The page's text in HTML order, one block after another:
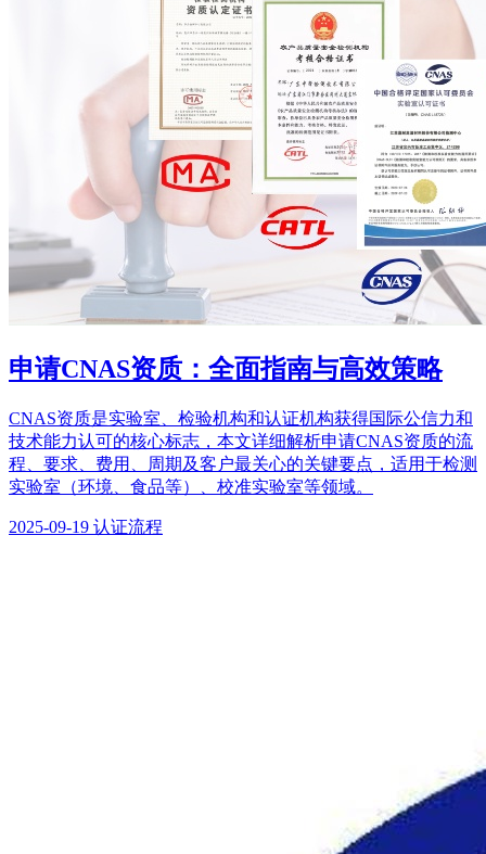
申请CNAS资质：全面指南与高效策略
CNAS资质是实验室、检验机构和认证机构获得国际公信力和
技术能力认可的核心标志，本文详细解析申请CNAS资质的流
程、要求、费用、周期及客户最关心的关键要点，适用于检测
实验室（环境、食品等）、校准实验室等领域。
2025-09-19 认证流程